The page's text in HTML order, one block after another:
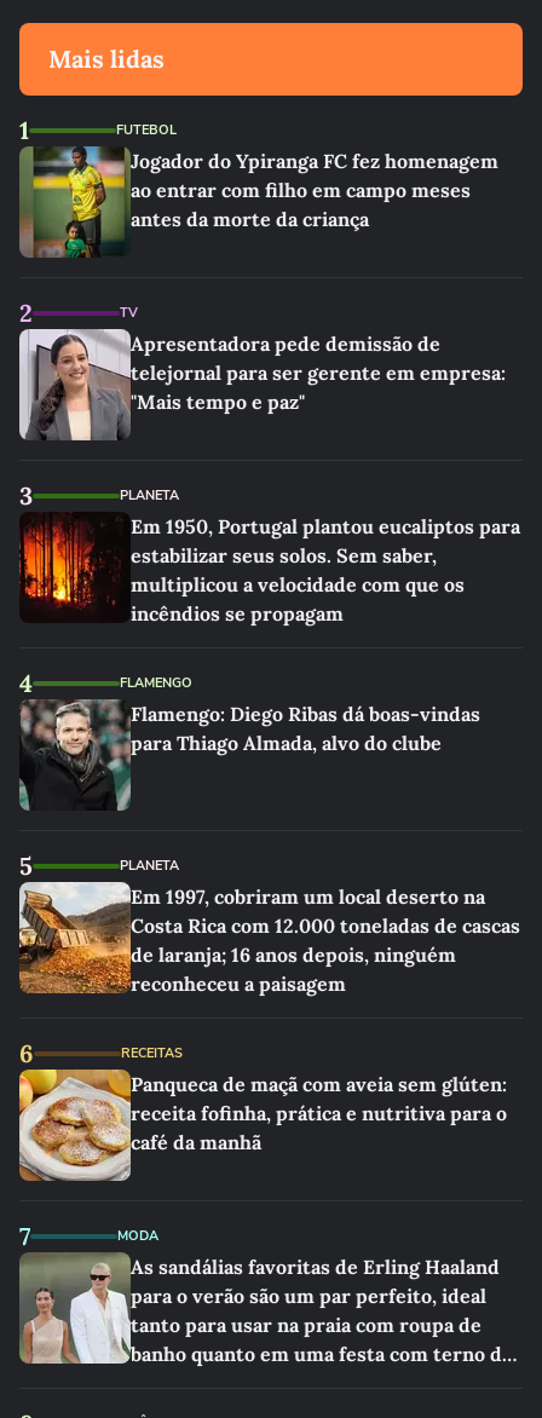
Mais lidas
1 FUTEBOL
Jogador do Ypiranga FC fez homenagem
ao entrar com filho em campo meses
antes da morte da criança
2 TV
Apresentadora pede demissão de
telejornal para ser gerente em empresa:
"Mais tempo e paz"
3 PLANETA
Em 1950, Portugal plantou eucaliptos para
estabilizar seus solos. Sem saber,
multiplicou a velocidade com que os
incêndios se propagam
4 FLAMENGO
Flamengo: Diego Ribas dá boas-vindas
para Thiago Almada, alvo do clube
5 PLANETA
Em 1997, cobriram um local deserto na
Costa Rica com 12.000 toneladas de cascas
de laranja; 16 anos depois, ninguém
reconheceu a paisagem
6 RECEITAS
Panqueca de maçã com aveia sem glúten:
receita fofinha, prática e nutritiva para o
café da manhã
7 MODA
As sandálias favoritas de Erling Haaland
para o verão são um par perfeito, ideal
tanto para usar na praia com roupa de
banho quanto em uma festa com terno de